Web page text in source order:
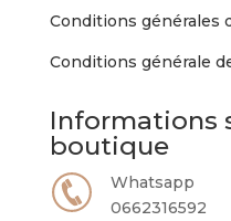
Conditions générales
Conditions générale
Informations
boutique
Whatsapp
0662316592